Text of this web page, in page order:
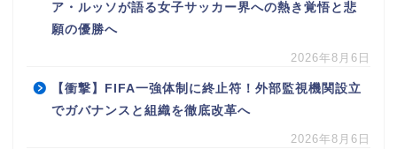
ア・ルッソが語る女子サッカー界への熱き覚悟と悲
願の優勝へ
2026年8月6日
【衝撃】FIFA一強体制に終止符！外部監視機関設立
でガバナンスと組織を徹底改革へ
2026年8月6日